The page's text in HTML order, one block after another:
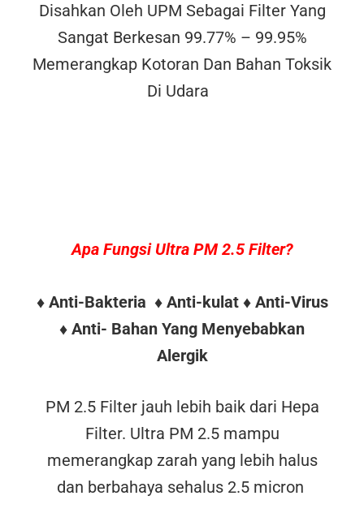
Disahkan Oleh UPM Sebagai Filter Yang
Sangat Berkesan 99.77% – 99.95%
Memerangkap Kotoran Dan Bahan Toksik
Di Udara
Apa Fungsi Ultra PM 2.5 Filter?
♦ Anti-Bakteria ♦ Anti-kulat ♦ Anti-Virus
♦ Anti- Bahan Yang Menyebabkan
Alergik
PM 2.5 Filter jauh lebih baik dari Hepa
Filter. Ultra PM 2.5 mampu
memerangkap zarah yang lebih halus
dan berbahaya sehalus 2.5 micron